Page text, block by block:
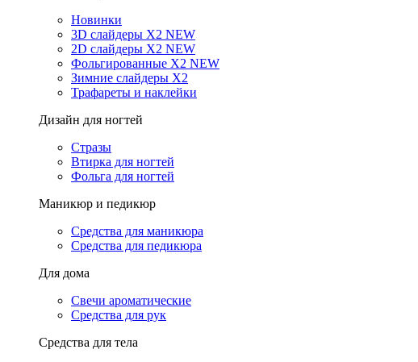
Новинки
3D слайдеры X2 NEW
2D слайдеры X2 NEW
Фольгированные X2 NEW
Зимние слайдеры Х2
Трафареты и наклейки
Дизайн для ногтей
Стразы
Втирка для ногтей
Фольга для ногтей
Маникюр и педикюр
Средства для маникюра
Средства для педикюра
Для дома
Свечи ароматические
Средства для рук
Средства для тела